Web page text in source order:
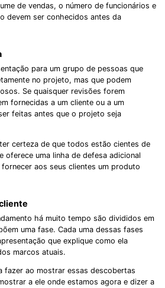
de vendas, o número de funcionários e
devem ser conhecidos antes da
para um grupo de pessoas que
no projeto, mas que podem
Se quaisquer revisões forem
fornecidas a um cliente ou a um
feitas antes que o projeto seja
certeza de que todos estão cientes de
oferece uma linha de defesa adicional
aos seus clientes um produto
há muito tempo são divididos em
uma fase. Cada uma dessas fases
que explique como ela
marcos atuais.
fazer ao mostrar essas descobertas
a ele onde estamos agora e dizer a